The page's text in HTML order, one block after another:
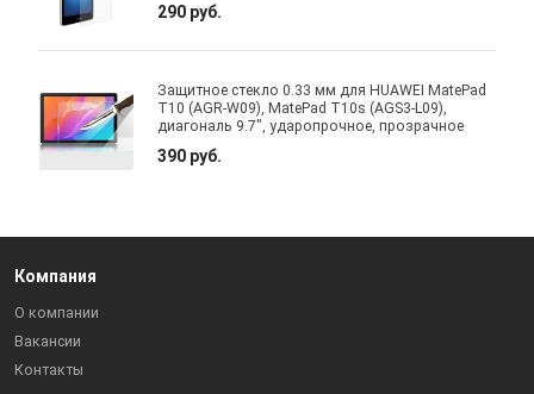
290 руб.
Защитное стекло 0.33 мм для HUAWEI MatePad
T10 (AGR-W09), MatePad T10s (AGS3-L09),
диагональ 9.7", ударопрочное, прозрачное
390 руб.
Компания
О компании
Вакансии
Контакты